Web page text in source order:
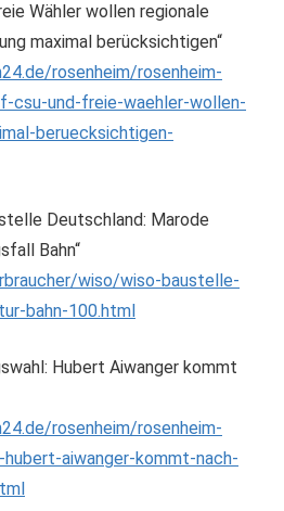
Wähler wollen regionale
maximal berücksichtigen“
rosenheim/rosenheim-
csu-und-freie-waehler-wollen-
beruecksichtigen-
Deutschland: Marode
Bahn“
wiso/wiso-baustelle-
bahn-100.html
Hubert Aiwanger kommt
rosenheim/rosenheim-
aiwanger-kommt-nach-